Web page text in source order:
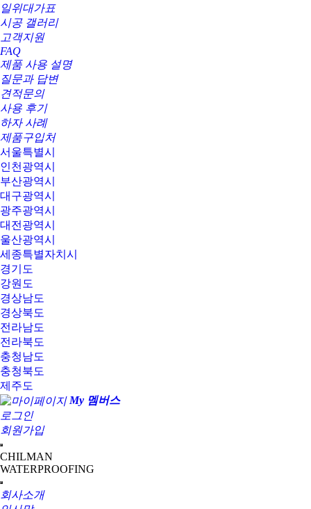
일위대가표
시공 갤러리
고객지원
FAQ
제품 사용 설명
질문과 답변
견적문의
사용 후기
하자 사례
제품구입처
서울특별시
인천광역시
부산광역시
대구광역시
광주광역시
대전광역시
울산광역시
세종특별자치시
경기도
강원도
경상남도
경상북도
전라남도
전라북도
충청남도
충청북도
제주도
My 멤버스
로그인
회원가입
CHILMAN
WATERPROOFING
회사소개